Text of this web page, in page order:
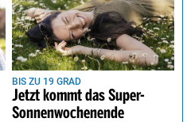
BIS ZU 19 GRAD
Jetzt kommt das Super-
Sonnenwochenende